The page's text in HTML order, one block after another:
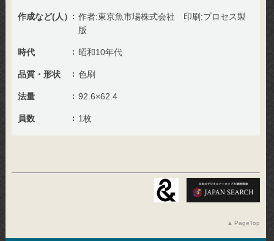
作成など(人）
作者:東京魚市場株式会社 印刷:プロセス製
版
時代 昭和10年代
品質・形状 色刷
法量 92.6×62.4
員数 1枚
PageTop